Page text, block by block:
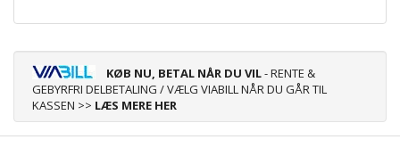
KØB NU, BETAL NÅR DU VIL- RENTE &
GEBYRFRI DELBETALING / VÆLG VIABILL NÅR DU GÅR TIL
KASSEN >> LÆS MERE HER